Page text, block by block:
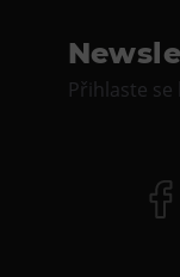
Přihlaste